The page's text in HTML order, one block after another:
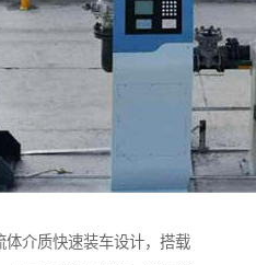
体介质快速装车设计，搭载